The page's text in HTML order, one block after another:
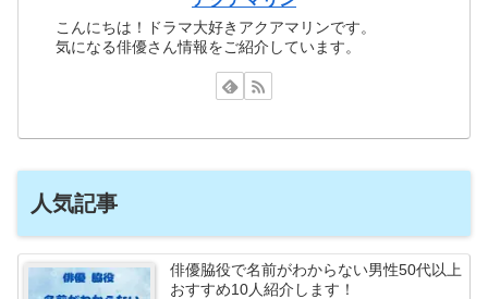
こんにちは！ドラマ大好きアクアマリンです。
気になる俳優さん情報をご紹介しています。
人気記事
俳優脇役で名前がわからない男性50代以上
おすすめ10人紹介します！